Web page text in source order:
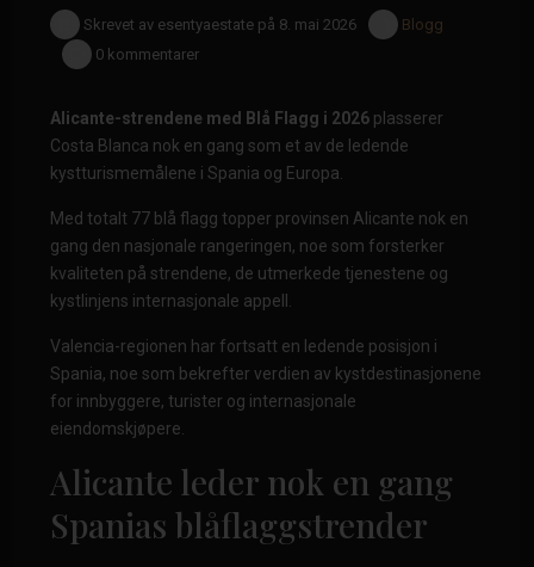
Skrevet av esentyaestate på 8. mai 2026
Blogg
0 kommentarer
Alicante-strendene med Blå Flagg i 2026 plasserer
Costa Blanca nok en gang som et av de ledende
kystturismemålene i Spania og Europa.
Med totalt 77 blå flagg topper provinsen Alicante nok en
gang den nasjonale rangeringen, noe som forsterker
kvaliteten på strendene, de utmerkede tjenestene og
kystlinjens internasjonale appell.
Valencia-regionen har fortsatt en ledende posisjon i
Spania, noe som bekrefter verdien av kystdestinasjonene
for innbyggere, turister og internasjonale
eiendomskjøpere.
Alicante leder nok en gang
Spanias blåflaggstrender